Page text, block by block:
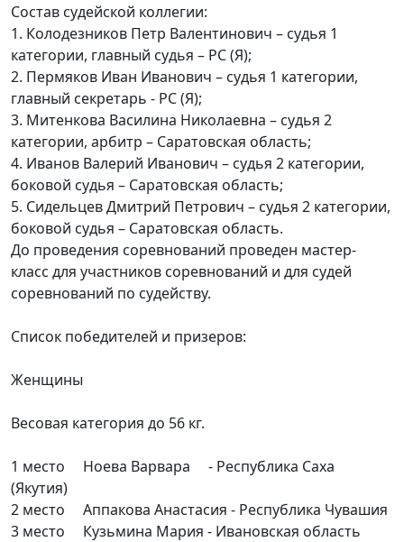
Состав судейской коллегии:
1. Колодезников Петр Валентинович – судья 1
категории, главный судья – РС (Я);
2. Пермяков Иван Иванович – судья 1 категории,
главный секретарь - РС (Я);
3. Митенкова Василина Николаевна – судья 2
категории, арбитр – Саратовская область;
4. Иванов Валерий Иванович – судья 2 категории,
боковой судья – Саратовская область;
5. Сидельцев Дмитрий Петрович – судья 2 категории,
боковой судья – Саратовская область.
До проведения соревнований проведен мастер-
класс для участников соревнований и для судей
соревнований по судейству.
Список победителей и призеров:
Женщины
Весовая категория до 56 кг.
1 место Ноева Варвара - Республика Саха
(Якутия)
2 место Аппакова Анастасия - Республика Чувашия
3 место Кузьмина Мария - Ивановская область